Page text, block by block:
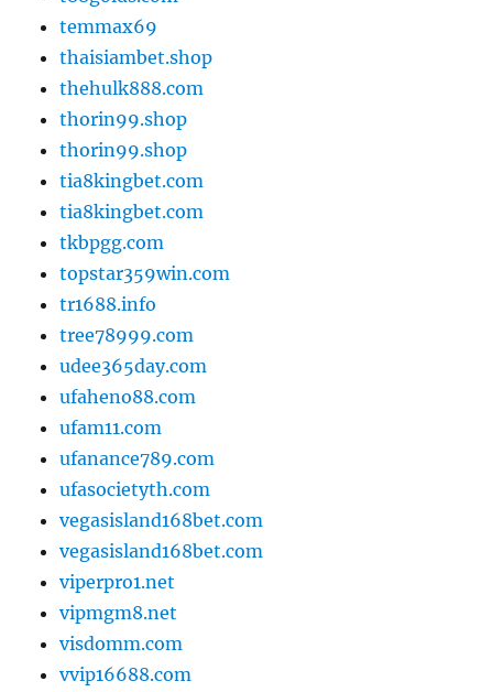
temmax69
thaisiambet.shop
thehulk888.com
thorin99.shop
thorin99.shop
tia8kingbet.com
tia8kingbet.com
tkbpgg.com
topstar359win.com
tr1688.info
tree78999.com
udee365day.com
ufaheno88.com
ufam11.com
ufanance789.com
ufasocietyth.com
vegasisland168bet.com
vegasisland168bet.com
viperpro1.net
vipmgm8.net
visdomm.com
vvip16688.com